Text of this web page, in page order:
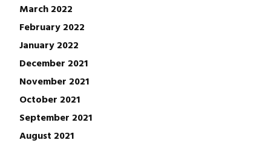
March 2022
February 2022
January 2022
December 2021
November 2021
October 2021
September 2021
August 2021